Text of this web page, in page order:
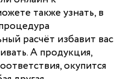
также узнать, в
расчёт избавит вас
А продукция,
окупится